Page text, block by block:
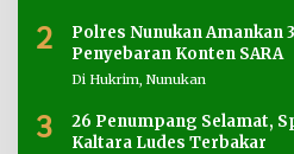
2
Polres Nunukan Amankan
Penyebaran Konten SARA
Di Hukrim, Nunukan
3
26 Penumpang Selamat,
Kaltara Ludes Terbakar